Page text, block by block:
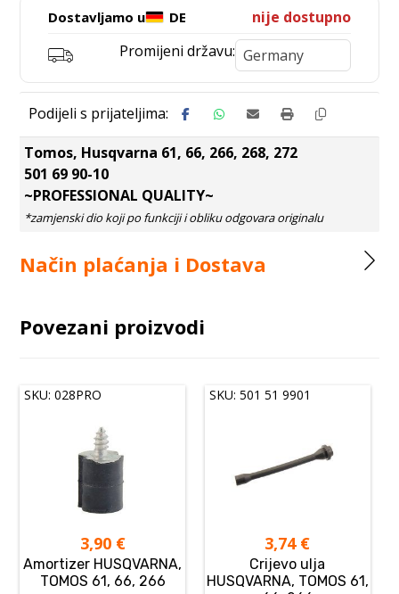
Dostavljamo u DE
nije dostupno
Promijeni državu:
Tomos, Husqvarna 61, 66, 266, 268, 272
501 69 90-10
~PROFESSIONAL QUALITY~
Način plaćanja i Dostava
Povezani proizvodi
SKU: 028PRO
3,90 €
Amortizer HUSQVARNA,
TOMOS 61, 66, 266
SKU: 501 51 9901
3,74 €
Crijevo ulja
HUSQVARNA, TOMOS 61,